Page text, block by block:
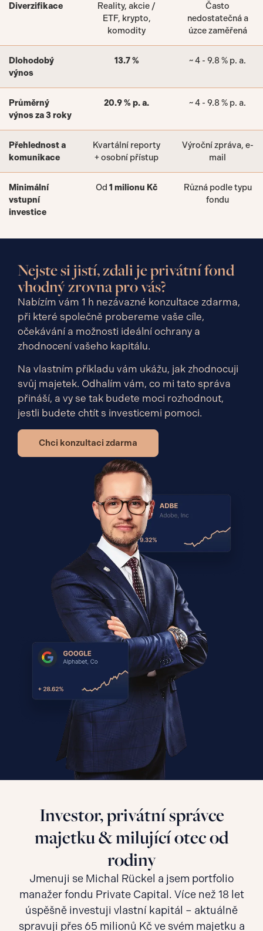
Diverzifikace
Reality, akcie /
ETF, krypto,
komodity
Často
nedostatečná a
úzce zaměřená
Dlohodobý
výnos
13.7 % ~ 4 - 9.8 % p. a.
Průměrný
výnos za 3 roky
20.9 % p. a. ~ 4 - 9.8 % p. a.
Přehlednost a
komunikace
Kvartální reporty
+ osobní přístup
Výroční zpráva, e-
mail
Minimální
vstupní
investice
Od 1 milionu Kč
Různá podle typu
fondu
Nejste si jistí, zdali je privátní fond
vhodný zrovna pro vás?
Nabízím vám 1 h nezávazné konzultace zdarma,
při které společně probereme vaše cíle,
očekávání a možnosti ideální ochrany a
zhodnocení vašeho kapitálu.
Na vlastním příkladu vám ukážu, jak zhodnocuji
svůj majetek. Odhalím vám, co mi tato správa
přináší, a vy se tak budete moci rozhodnout,
jestli budete chtít s investicemi pomoci.
Chci konzultaci zdarma
Investor, privátní správce
majetku & milující otec od
rodiny
Jmenuji se Michal Rückel a jsem portfolio
manažer fondu Private Capital. Více než 18 let
úspěšně investuji vlastní kapitál – aktuálně
spravuji přes 65 milionů Kč ve svém majetku a